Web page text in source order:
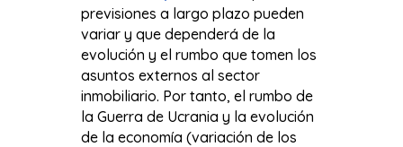
previsiones a largo plazo pueden
variar y que dependerá de la
evolución y el rumbo que tomen los
asuntos externos al sector
inmobiliario. Por tanto, el rumbo de
la Guerra de Ucrania y la evolución
de la economía (variación de los